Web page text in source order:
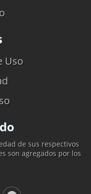
Uso
de sus respectivos
son agregados por los